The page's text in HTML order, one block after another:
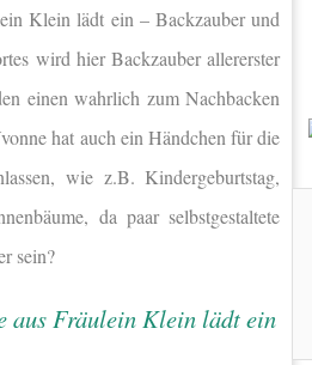
Klein lädt ein – Backzauber und
wird hier Backzauber allererster
einen wahrlich zum Nachbacken
hat auch ein Händchen für die
wie z.B. Kindergeburtstag,
da paar selbstgestaltete
sein?